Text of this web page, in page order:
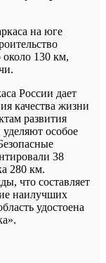
на юге
около 130 км,
России дает
качества жизни
развития
особое
38
280 км.
что составляет
наилучших
удостоена